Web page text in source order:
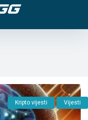
Kripto vijesti Vijesti